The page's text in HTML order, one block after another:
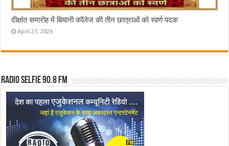
दीक्षांत समारोह में बियानी कॉलेज की तीन छात्राओं को स्वर्ण पदक
April 27, 2026
Radio Selfie 90.8 FM